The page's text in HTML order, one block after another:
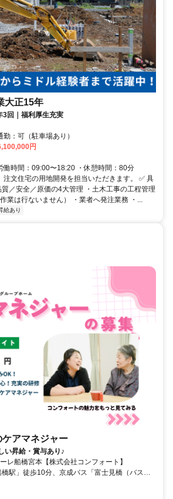
大正15年
3回｜福利厚生充実
カー通勤：可（駐車場あり）
円
働時間：09:00〜18:20 ・休憩時間：80分
注文住宅の用地開発を担当いただきます。 ✅ 具
／安全／原価の4大管理 ・土木工事の工程管理
業は行ないません） ・業者へ発注業務 ・...
給あり
アマネジャー
い昇給・賞与あり♪
レ船橋宮本【株式会社コンフォート】
駅」徒歩10分、京成バス「富士見橋（バス